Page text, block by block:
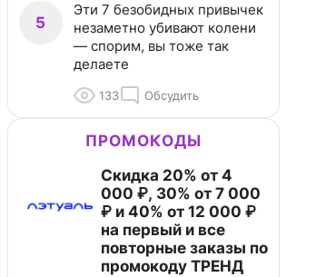
5
Эти 7 безобидных привычек
незаметно убивают колени
— спорим, вы тоже так
делаете
133 Обсудить
ПРОМОКОДЫ
Скидка 20% от 4
000 ₽, 30% от 7 000
₽ и 40% от 12 000 ₽
на первый и все
повторные заказы по
промокоду ТРЕНД